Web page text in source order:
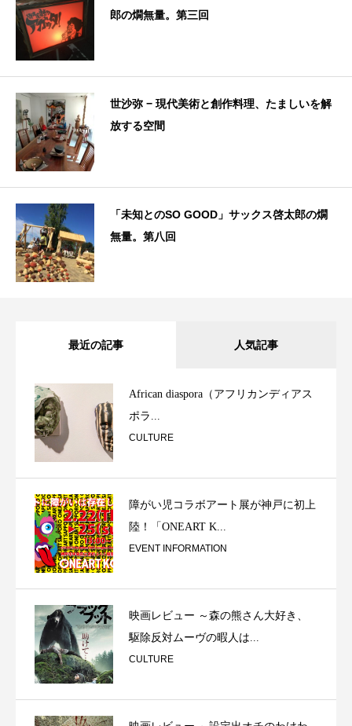
郎の燗無量。第三回
世沙弥 − 現代美術と創作料理、たましいを解
放する空間
「未知とのSO GOOD」サックス啓太郎の燗
無量。第八回
最近の記事 人気記事
African diaspora（アフリカンディアス
ポラ...
CULTURE
障がい児コラボアート展が神戸に初上
陸！「ONEART K...
EVENT INFORMATION
映画レビュー ～森の熊さん大好き、
駆除反対ムーヴの暇人は...
CULTURE